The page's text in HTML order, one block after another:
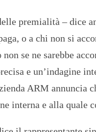
premialità – dice
o a chi non si
se ne sarebbe
e un’indagine
ARM annuncia
interna e alla quale